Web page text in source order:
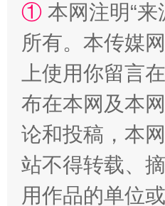
漫山遍野的桃花与雪山、麦地
① 本网注明“
所有。本传媒
上使用你留言
布在本网及本
论和投稿，本
站不得转载、
用作品的单位